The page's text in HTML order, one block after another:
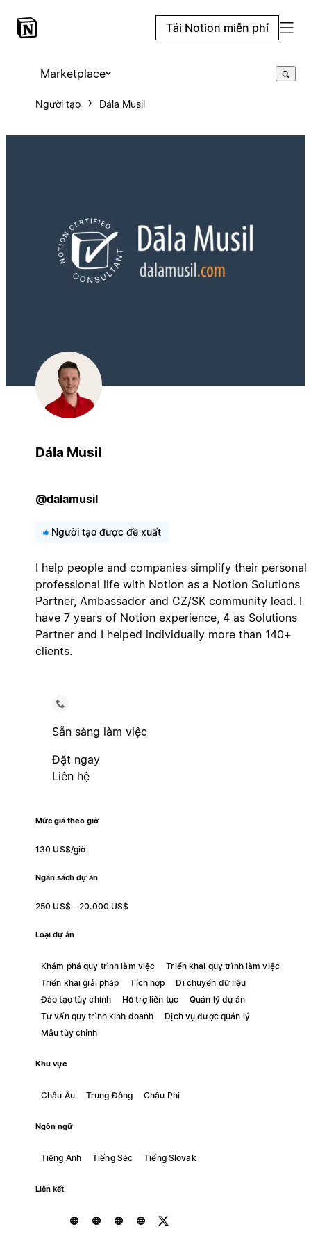
Tải Notion miễn phí
Marketplace
Người tạo Dála Musil
Dála Musil
@dalamusil
Người tạo được đề xuất
I help people and companies simplify their personal
professional life with Notion as a Notion Solutions
Partner, Ambassador and CZ/SK community lead. I
have 7 years of Notion experience, 4 as Solutions
Partner and I helped individually more than 140+
clients.
Sẵn sàng làm việc
Đặt ngay
Liên hệ
Mức giá theo giờ
130 US$/giờ
Ngân sách dự án
250 US$ - 20.000 US$
Loại dự án
Khám phá quy trình làm việc
Triển khai quy trình làm việc
Triển khai giải pháp
Tích hợp
Di chuyển dữ liệu
Đào tạo tùy chỉnh
Hỗ trợ liên tục
Quản lý dự án
Tư vấn quy trình kinh doanh
Dịch vụ được quản lý
Mẫu tùy chỉnh
Khu vực
Châu Âu Trung Đông Châu Phi
Ngôn ngữ
Tiếng Anh Tiếng Séc Tiếng Slovak
Liên kết